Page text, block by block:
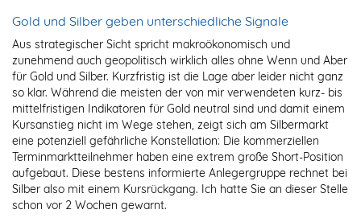
Gold und Silber geben unterschiedliche Signale
Aus strategischer Sicht spricht makroökonomisch und
zunehmend auch geopolitisch wirklich alles ohne Wenn und Aber
für Gold und Silber. Kurzfristig ist die Lage aber leider nicht ganz
so klar. Während die meisten der von mir verwendeten kurz- bis
mittelfristigen Indikatoren für Gold neutral sind und damit einem
Kursanstieg nicht im Wege stehen, zeigt sich am Silbermarkt
eine potenziell gefährliche Konstellation: Die kommerziellen
Terminmarktteilnehmer haben eine extrem große Short-Position
aufgebaut. Diese bestens informierte Anlegergruppe rechnet bei
Silber also mit einem Kursrückgang. Ich hatte Sie an dieser Stelle
schon vor 2 Wochen gewarnt.